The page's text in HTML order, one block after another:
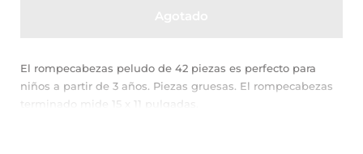
El rompecabezas peludo de 42 piezas es perfecto para
niños a partir de 3 años. Piezas gruesas. El rompecabezas
terminado mide 15 x 11 pulgadas.